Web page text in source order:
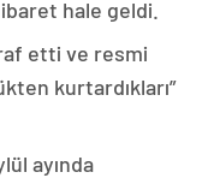
hale geldi.
etti ve resmi
kurtardıkları”
ayında